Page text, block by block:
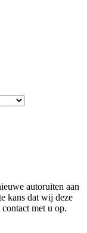
autoruiten aan
kans dat wij deze
met u op.